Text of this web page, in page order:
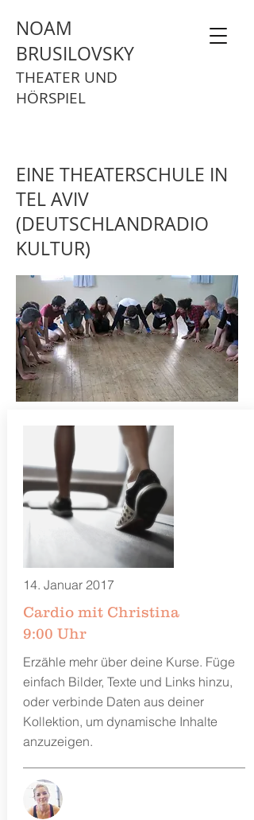
NOAM
BRUSILOVSKY
THEATER UND
HÖRSPIEL
EINE THEATERSCHULE IN
TEL AVIV
(DEUTSCHLANDRADIO
KULTUR)
14. Januar 2017
Cardio mit Christina
9:00 Uhr
Erzähle mehr über deine Kurse. Füge
einfach Bilder, Texte und Links hinzu,
oder verbinde Daten aus deiner
Kollektion, um dynamische Inhalte
anzuzeigen.